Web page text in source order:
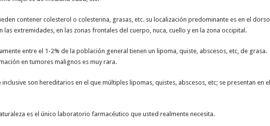
contener colesterol o colesterina, grasas, etc. su localización predominante es en el dorso
las extremidades, en las zonas frontales del cuerpo, nuca, cuello y en la zona occipital.
entre el 1-2% de la población general tienen un lipoma, quiste, abscesos, etc, de grasa.
en tumores malignos es muy rara.
inclusive son hereditarios en el que múltiples lipomas, quistes, abscesos, etc; se presentan en el
es el único laboratorio farmacéutico que usted realmente necesita.